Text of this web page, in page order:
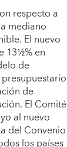
respecto a
mediano
El nuevo
13½% en
de
de
El Comité
al nuevo
del Convenio
los países